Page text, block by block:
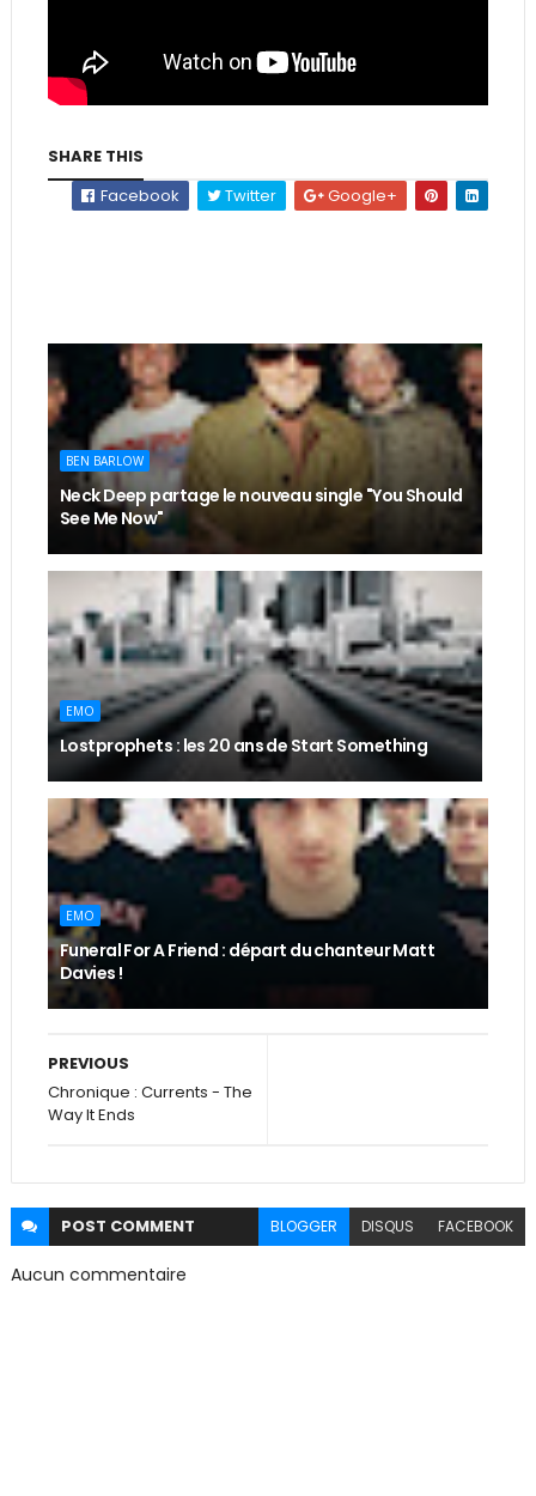
SHARE THIS
Facebook
Twitter Google+
BEN BARLOW
Neck Deep partage le nouveau single "You Should
See Me Now"
EMO
Lostprophets : les 20 ans de Start Something
EMO
Funeral For A Friend : départ du chanteur Matt
Davies !
PREVIOUS
Chronique : Currents - The
Way It Ends
POST COMMENT BLOGGER DISQUS FACEBOOK
Aucun commentaire